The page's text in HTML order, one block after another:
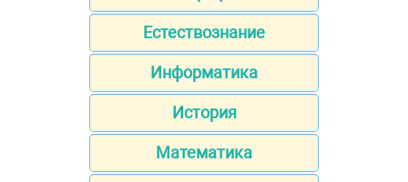
Естествознание
Информатика
История
Математика